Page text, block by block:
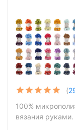
(
100%
вязания руками.